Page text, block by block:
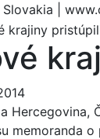
Slovakia |
Hercegovina,
memoranda